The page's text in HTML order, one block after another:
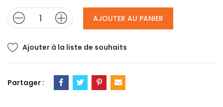
AJOUTER AU PANIER
Ajouter à la liste de souhaits
Partager :